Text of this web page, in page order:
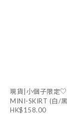
現貨|小個子限定
MINI-SKIRT (白/
HK$158.00